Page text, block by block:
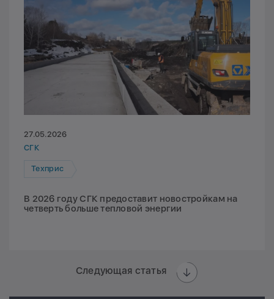
27.05.2026
СГК
Техприс
В 2026 году СГК предоставит новостройкам на
четверть больше тепловой энергии
Следующая статья